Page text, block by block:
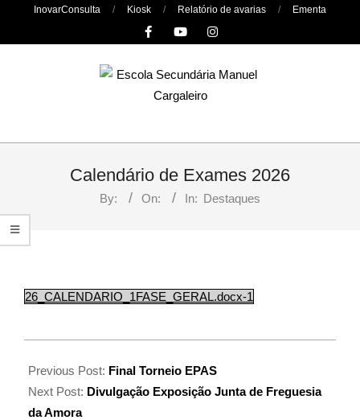
InovarConsulta Kiosk Relatório de avarias Ementa
Primary
Calendário de Exames 2026
By: On: In: Destaques
26_CALENDARIO_1FASE_GERAL.docx-1
Previous Post: Final Torneio EPAS
Next Post: Divulgação Exposição Junta de Freguesia
da Amora